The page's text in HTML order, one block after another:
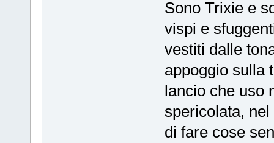
Sono Trixie e
vispi e
vestiti dalle
appoggio sulla
lancio che uso
spericolata,
di fare cose